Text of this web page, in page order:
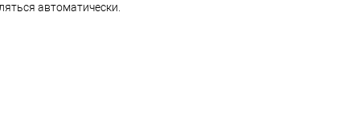
автоматически.